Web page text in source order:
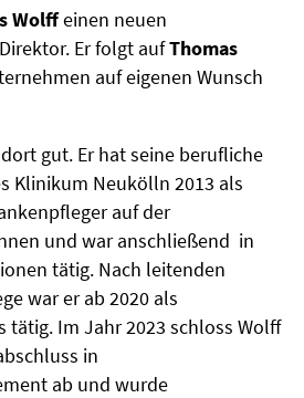
Wolffeinen neuen
Er folgt aufThomas
auf eigenen Wunsch
gut. Er hat seine berufliche
Klinikum Neukölln 2013 als
auf der
und war anschließend in
tätig. Nach leitenden
war er ab 2020 als
tätig. Im Jahr 2023 schloss Wolff
in
ab und wurde